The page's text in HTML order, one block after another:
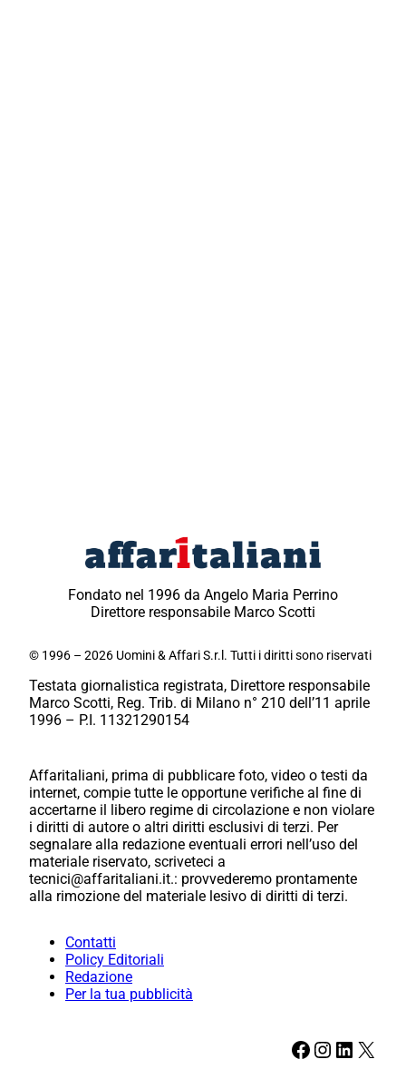
Fondato nel 1996 da Angelo Maria Perrino
Direttore responsabile Marco Scotti
© 1996 – 2026 Uomini & Affari S.r.l. Tutti i diritti sono riservati
Testata giornalistica registrata, Direttore responsabile
Marco Scotti, Reg. Trib. di Milano n° 210 dell’11 aprile
1996 – P.I. 11321290154
Affaritaliani, prima di pubblicare foto, video o testi da
internet, compie tutte le opportune verifiche al fine di
accertarne il libero regime di circolazione e non violare
i diritti di autore o altri diritti esclusivi di terzi. Per
segnalare alla redazione eventuali errori nell’uso del
materiale riservato, scriveteci a
tecnici@affaritaliani.it.: provvederemo prontamente
alla rimozione del materiale lesivo di diritti di terzi.
Contatti
Policy Editoriali
Redazione
Per la tua pubblicità
Facebook Instagram LinkedIn X